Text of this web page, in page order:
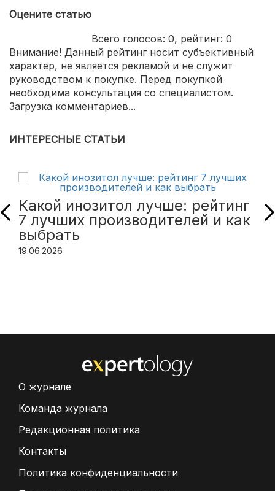
Оцените статью
Всего голосов: 0, рейтинг: 0
Внимание! Данный рейтинг носит субъективный
характер, не является рекламой и не служит
руководством к покупке. Перед покупкой
необходима консультация со специалистом.
Загрузка комментариев...
ИНТЕРЕСНЫЕ СТАТЬИ
Какой инозитол лучше: рейтинг
7 лучших производителей и как
выбрать
19.06.2026
О журнале
Команда журнала
Редакционная политика
Контакты
Политика конфиденциальности